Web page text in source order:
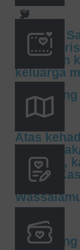
1.⁠ ⁠Hadhi
Yenira
2.⁠⁠seluruh
keluarga
Kami
Atas
dari
sekalian,
Terima
Kami